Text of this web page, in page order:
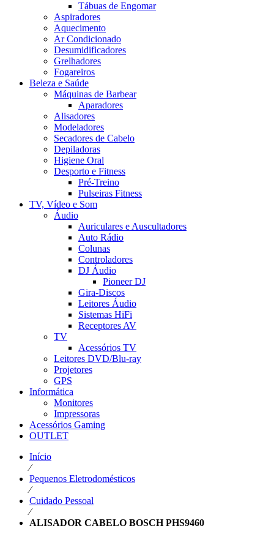
Tábuas de Engomar
Aspiradores
Aquecimento
Ar Condicionado
Desumidificadores
Grelhadores
Fogareiros
Beleza e Saúde
Máquinas de Barbear
Aparadores
Alisadores
Modeladores
Secadores de Cabelo
Depiladoras
Higiene Oral
Desporto e Fitness
Pré-Treino
Pulseiras Fitness
TV, Vídeo e Som
Áudio
Auriculares e Auscultadores
Auto Rádio
Colunas
Controladores
DJ Áudio
Pioneer DJ
Gira-Discos
Leitores Áudio
Sistemas HiFi
Receptores AV
TV
Acessórios TV
Leitores DVD/Blu-ray
Projetores
GPS
Informática
Monitores
Impressoras
Acessórios Gaming
OUTLET
Início
⁄
Pequenos Eletrodomésticos
⁄
Cuidado Pessoal
⁄
ALISADOR CABELO BOSCH PHS9460